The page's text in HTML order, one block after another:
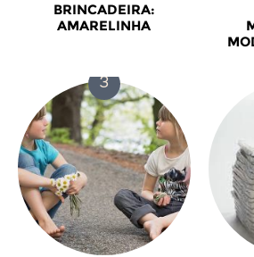
BRINCADEIRA:
AMARELINHA